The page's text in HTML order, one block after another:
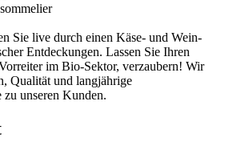
Sie live durch einen Käse- und Wein-
Entdeckungen. Lassen Sie Ihren
im Bio-Sektor, verzaubern! Wir
Qualität und langjährige
zu unseren Kunden.